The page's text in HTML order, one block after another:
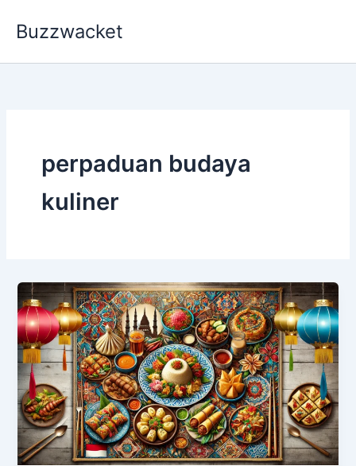
Buzzwacket
perpaduan budaya
kuliner